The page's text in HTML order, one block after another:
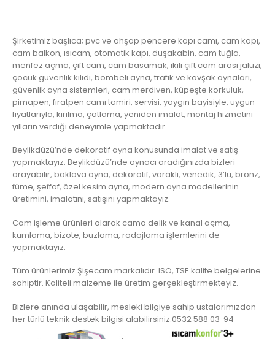
Şirketimiz başlıca; pvc ve ahşap pencere kapı camı, cam kapı,
cam balkon, ısıcam, otomatik kapı, duşakabin, cam tuğla,
menfez açma, çift cam, cam basamak, ikili çift cam arası jaluzi,
çocuk güvenlik kilidi, bombeli ayna, trafik ve kavşak aynaları,
güvenlik ayna sistemleri, cam merdiven, küpeşte korkuluk,
pimapen, fıratpen camı tamiri, servisi, yaygın bayisiyle, uygun
fiyatlarıyla, kırılma, çatlama, yeniden imalat, montaj hizmetini
yılların verdiği deneyimle yapmaktadır.
Beylikdüzü’nde dekoratif ayna konusunda imalat ve satış
yapmaktayız. Beylikdüzü’nde aynacı aradığınızda bizleri
arayabilir, baklava ayna, dekoratif, varaklı, venedik, 3’lü, bronz,
füme, şeffaf, özel kesim ayna, modern ayna modellerinin
üretimini, imalatını, satışını yapmaktayız.
Cam işleme ürünleri olarak cama delik ve kanal açma,
kumlama, bizote, buzlama, rodajlama işlemlerini de
yapmaktayız.
Tüm ürünlerimiz Şişecam markalıdır. ISO, TSE kalite belgelerine
sahiptir. Kaliteli malzeme ile üretim gerçekleştirmekteyiz.
Bizlere anında ulaşabilir, mesleki bilgiye sahip ustalarımızdan
her türlü teknik destek bilgisi alabilirsiniz.0532 588 03 94